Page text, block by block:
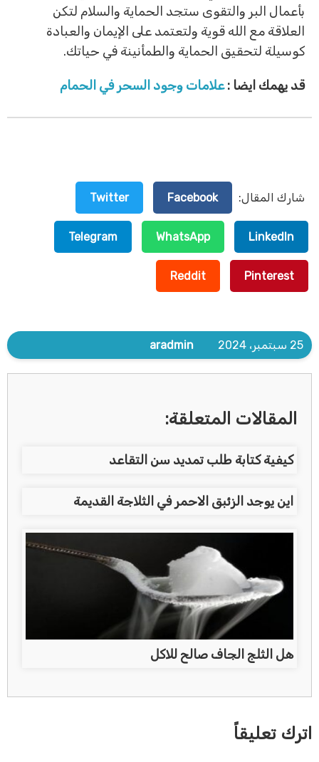
بأعمال البر والتقوى ستجد الحماية والسلام لتكن
العلاقة مع الله قوية ولتعتمد على الإيمان والعبادة
كوسيلة لتحقيق الحماية والطمأنينة في حياتك.
قد يهمك ايضا :علامات وجود السحر في الحمام
شارك المقال: Facebook
Twitter
LinkedIn
WhatsApp
Telegram
Pinterest
Reddit
25 سبتمبر، 2024 aradmin
المقالات المتعلقة:
كيفية كتابة طلب تمديد سن التقاعد
اين يوجد الزئبق الاحمر في الثلاجة القديمة
هل الثلج الجاف صالح للاكل
اترك تعليقاً